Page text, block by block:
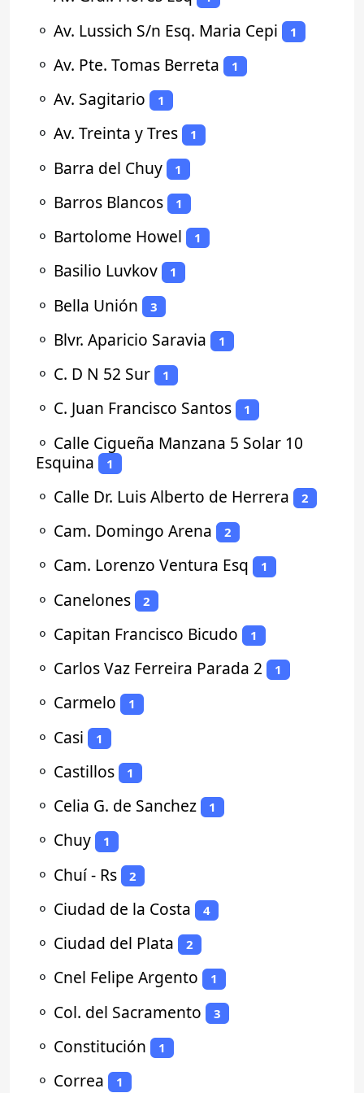
⚬ Av. Lussich S/n Esq. Maria Cepi 1
⚬ Av. Pte. Tomas Berreta 1
⚬ Av. Sagitario 1
⚬ Av. Treinta y Tres 1
⚬ Barra del Chuy 1
⚬ Barros Blancos 1
⚬ Bartolome Howel 1
⚬ Basilio Luvkov 1
⚬ Bella Unión 3
⚬ Blvr. Aparicio Saravia 1
⚬ C. D N 52 Sur 1
⚬ C. Juan Francisco Santos 1
⚬ Calle Cigueña Manzana 5 Solar 10
Esquina
1
⚬ Calle Dr. Luis Alberto de Herrera 2
⚬ Cam. Domingo Arena 2
⚬ Cam. Lorenzo Ventura Esq 1
⚬ Canelones 2
⚬ Capitan Francisco Bicudo 1
⚬ Carlos Vaz Ferreira Parada 2 1
⚬ Carmelo 1
⚬ Casi 1
⚬ Castillos 1
⚬ Celia G. de Sanchez 1
⚬ Chuy 1
⚬ Chuí - Rs 2
⚬ Ciudad de la Costa 4
⚬ Ciudad del Plata 2
⚬ Cnel Felipe Argento 1
⚬ Col. del Sacramento 3
⚬ Constitución 1
⚬ Correa 1